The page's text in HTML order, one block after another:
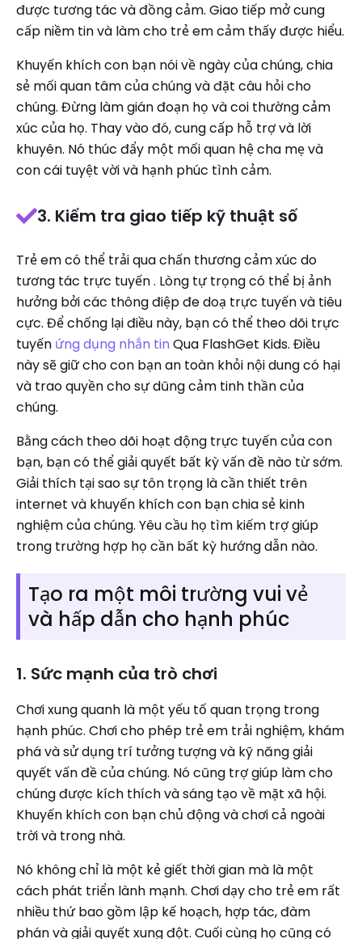
được tương tác và đồng cảm. Giao tiếp mở cung
cấp niềm tin và làm cho trẻ em cảm thấy được hiểu.
Khuyến khích con bạn nói về ngày của chúng, chia
sẻ mối quan tâm của chúng và đặt câu hỏi cho
chúng. Đừng làm gián đoạn họ và coi thường cảm
xúc của họ. Thay vào đó, cung cấp hỗ trợ và lời
khuyên. Nó thúc đẩy một mối quan hệ cha mẹ và
con cái tuyệt vời và hạnh phúc tình cảm.
3. Kiểm tra giao tiếp kỹ thuật số
Trẻ em có thể trải qua chấn thương cảm xúc do
tương tác trực tuyến . Lòng tự trọng có thể bị ảnh
hưởng bởi các thông điệp đe doạ trực tuyến và tiêu
cực. Để chống lại điều này, bạn có thể theo dõi trực
tuyến ứng dụng nhắn tin Qua FlashGet Kids. Điều
này sẽ giữ cho con bạn an toàn khỏi nội dung có hại
và trao quyền cho sự dũng cảm tinh thần của
chúng.
Bằng cách theo dõi hoạt động trực tuyến của con
bạn, bạn có thể giải quyết bất kỳ vấn đề nào từ sớm.
Giải thích tại sao sự tôn trọng là cần thiết trên
internet và khuyến khích con bạn chia sẻ kinh
nghiệm của chúng. Yêu cầu họ tìm kiếm trợ giúp
trong trường hợp họ cần bất kỳ hướng dẫn nào.
Tạo ra một môi trường vui vẻ
và hấp dẫn cho hạnh phúc
1. Sức mạnh của trò chơi
Chơi xung quanh là một yếu tố quan trọng trong
hạnh phúc. Chơi cho phép trẻ em trải nghiệm, khám
phá và sử dụng trí tưởng tượng và kỹ năng giải
quyết vấn đề của chúng. Nó cũng trợ giúp làm cho
chúng được kích thích và sáng tạo về mặt xã hội.
Khuyến khích con bạn chủ động và chơi cả ngoài
trời và trong nhà.
Nó không chỉ là một kẻ giết thời gian mà là một
cách phát triển lành mạnh. Chơi dạy cho trẻ em rất
nhiều thứ bao gồm lập kế hoạch, hợp tác, đàm
phán và giải quyết xung đột. Cuối cùng họ cũng có